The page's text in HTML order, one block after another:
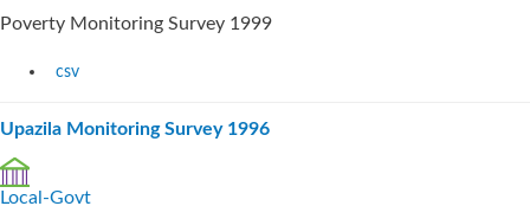
Poverty Monitoring Survey 1999
csv
Upazila Monitoring Survey 1996
Local-Govt